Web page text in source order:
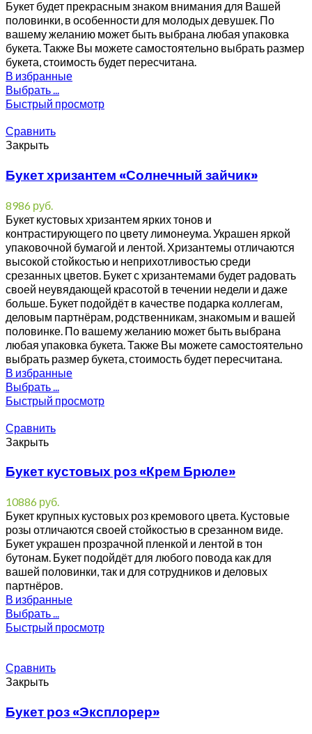
Букет будет прекрасным знаком внимания для Вашей
половинки, в особенности для молодых девушек. По
вашему желанию может быть выбрана любая упаковка
букета. Также Вы можете самостоятельно выбрать размер
букета, стоимость будет пересчитана.
В избранные
Выбрать ...
Быстрый просмотр
Сравнить
Закрыть
Букет хризантем «Солнечный зайчик»
8986 руб.
Букет кустовых хризантем ярких тонов и
контрастирующего по цвету лимонеума. Украшен яркой
упаковочной бумагой и лентой. Хризантемы отличаются
высокой стойкостью и неприхотливостью среди
срезанных цветов. Букет с хризантемами будет радовать
своей неувядающей красотой в течении недели и даже
больше. Букет подойдёт в качестве подарка коллегам,
деловым партнёрам, родственникам, знакомым и вашей
половинке. По вашему желанию может быть выбрана
любая упаковка букета. Также Вы можете самостоятельно
выбрать размер букета, стоимость будет пересчитана.
В избранные
Выбрать ...
Быстрый просмотр
Сравнить
Закрыть
Букет кустовых роз «Крем Брюле»
10886 руб.
Букет крупных кустовых роз кремового цвета. Кустовые
розы отличаются своей стойкостью в срезанном виде.
Букет украшен прозрачной пленкой и лентой в тон
бутонам. Букет подойдёт для любого повода как для
вашей половинки, так и для сотрудников и деловых
партнёров.
В избранные
Выбрать ...
Быстрый просмотр
Сравнить
Закрыть
Букет роз «Эксплорер»